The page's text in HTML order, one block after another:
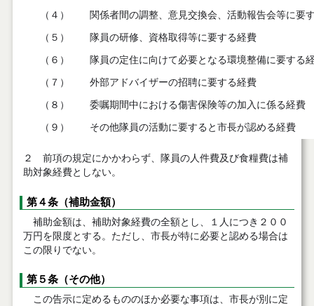
（４） 関係者間の調整、意見交換会、活動報告会等に要
（５） 隊員の研修、資格取得等に要する経費
（６） 隊員の定住に向けて必要となる環境整備に要する
（７） 外部アドバイザーの招聘に要する経費
（８） 委嘱期間中における傷害保険等の加入に係る経費
（９） その他隊員の活動に要すると市長が認める経費
２ 前項の規定にかかわらず、隊員の人件費及び食糧費は補
助対象経費としない。
第４条（補助金額）
補助金額は、補助対象経費の全額とし、１人につき２００
万円を限度とする。ただし、市長が特に必要と認める場合は
この限りでない。
第５条（その他）
この告示に定めるもののほか必要な事項は、市長が別に定